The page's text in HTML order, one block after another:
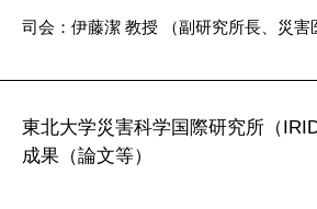
司会：伊藤潔 教授 （副研究所長、災害
東北大学災害科学国際研究所（
成果（論文等）